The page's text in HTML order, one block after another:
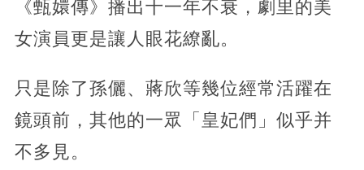
《甄嬛傳》播出十一年不衰，劇里的美
女演員更是讓人眼花繚亂。
只是除了孫儷、蔣欣等幾位經常活躍在
鏡頭前，其他的一眾「皇妃們」似乎并
不多見。